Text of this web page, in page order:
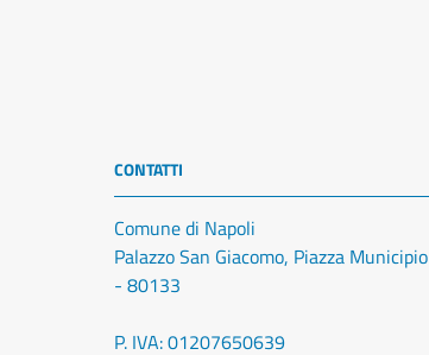
CONTATTI
Comune di Napoli
Palazzo San Giacomo, Piazza Municipio
- 80133
P. IVA: 01207650639